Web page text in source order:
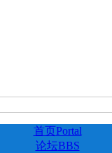
首页Portal
论坛BBS